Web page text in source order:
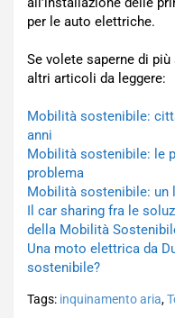
per le auto elettriche.
Se volete saperne di più
altri articoli da leggere:
Mobilità sostenibile:
anni
Mobilità sostenibile: le
problema
Mobilità sostenibile: un
Il car sharing fra le
della Mobilità
Una moto elettrica da
sostenibile?
Tags: inquinamento aria,